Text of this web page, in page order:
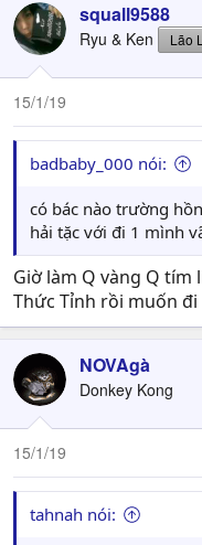
squall9588
Ryu & Ken Lão
15/1/19
badbaby_000 nói:
có bác nào trường
hải tặc với đi 1 mình
Giờ làm Q vàng Q tím
Thức Tỉnh rồi muốn
NOVAgà
Donkey Kong
15/1/19
tahnah nói: